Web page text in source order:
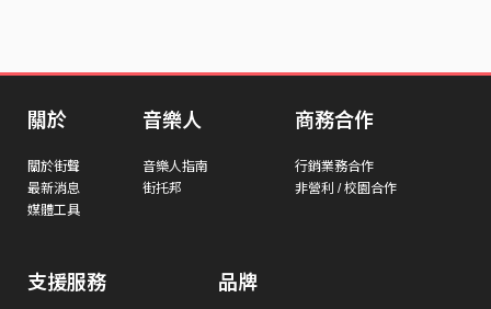
關於
關於街聲
最新消息
媒體工具
音樂人
音樂人指南
街托邦
商務合作
行銷業務合作
非營利 / 校園合作
支援服務 品牌